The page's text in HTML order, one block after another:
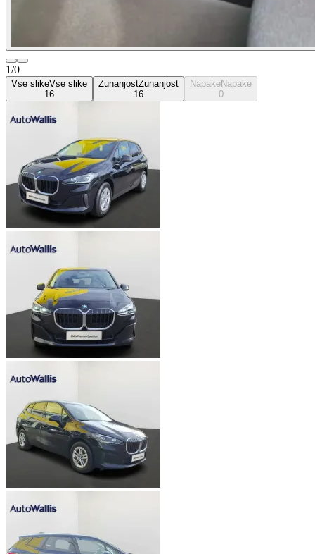
1/0
Vse slikeVse slike
16
ZunanjostZunanjost
16
NapakeNapake
0